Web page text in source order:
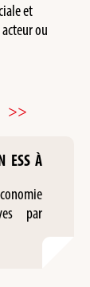
et
acteur ou
>>
ESS À
par